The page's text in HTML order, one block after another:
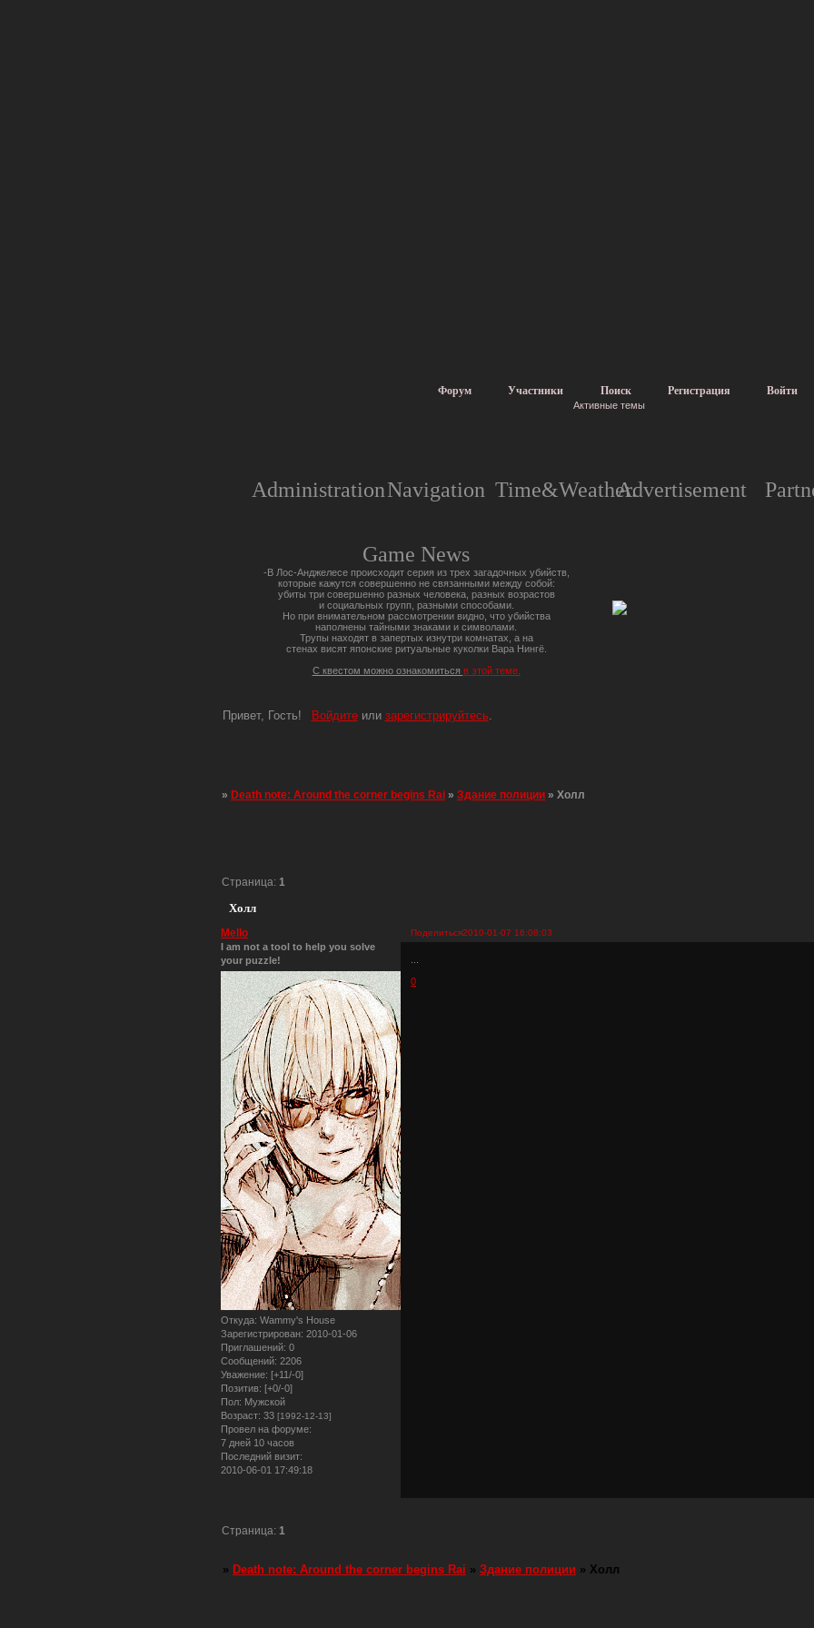
Форум Участники Поиск Регистрация Войти
Активные темы
AdministrationNavigation Time&Weather.Advertisement
Game News
-В Лос-Анджелесе происходит серия из трех загадочных убийств,
которые кажутся совершенно не связанными между собой:
убиты три совершенно разных человека, разных возрастов
и социальных групп, разными способами.
Но при внимательном рассмотрении видно, что убийства
наполнены тайными знаками и символами.
Трупы находят в запертых изнутри комнатах, а на
стенах висят японские ритуальные куколки Вара Нингё.
С квестом можно ознакомиться в этой теме.
Привет, Гость! Войдитеили зарегистрируйтесь.
»Death note: Around the corner begins Rai »Здание полиции »Холл
Холл
Страница: 1
Поделиться2010-01-07 16:08:03
Mello
I am not a tool to help you solve
your puzzle!
Откуда: Wammy's House
Зарегистрирован: 2010-01-06
Приглашений: 0
Сообщений: 2206
Уважение: [+11/-0]
Позитив: [+0/-0]
Пол: Мужской
Возраст: 33 [1992-12-13]
Провел на форуме:
7 дней 10 часов
Последний визит:
2010-06-01 17:49:18
0
Страница:1
» Death note: Around the corner begins Rai » Здание полиции » Холл